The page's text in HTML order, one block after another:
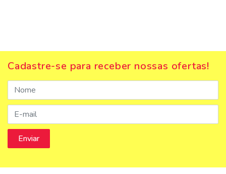
Cadastre-se para receber nossas ofertas!